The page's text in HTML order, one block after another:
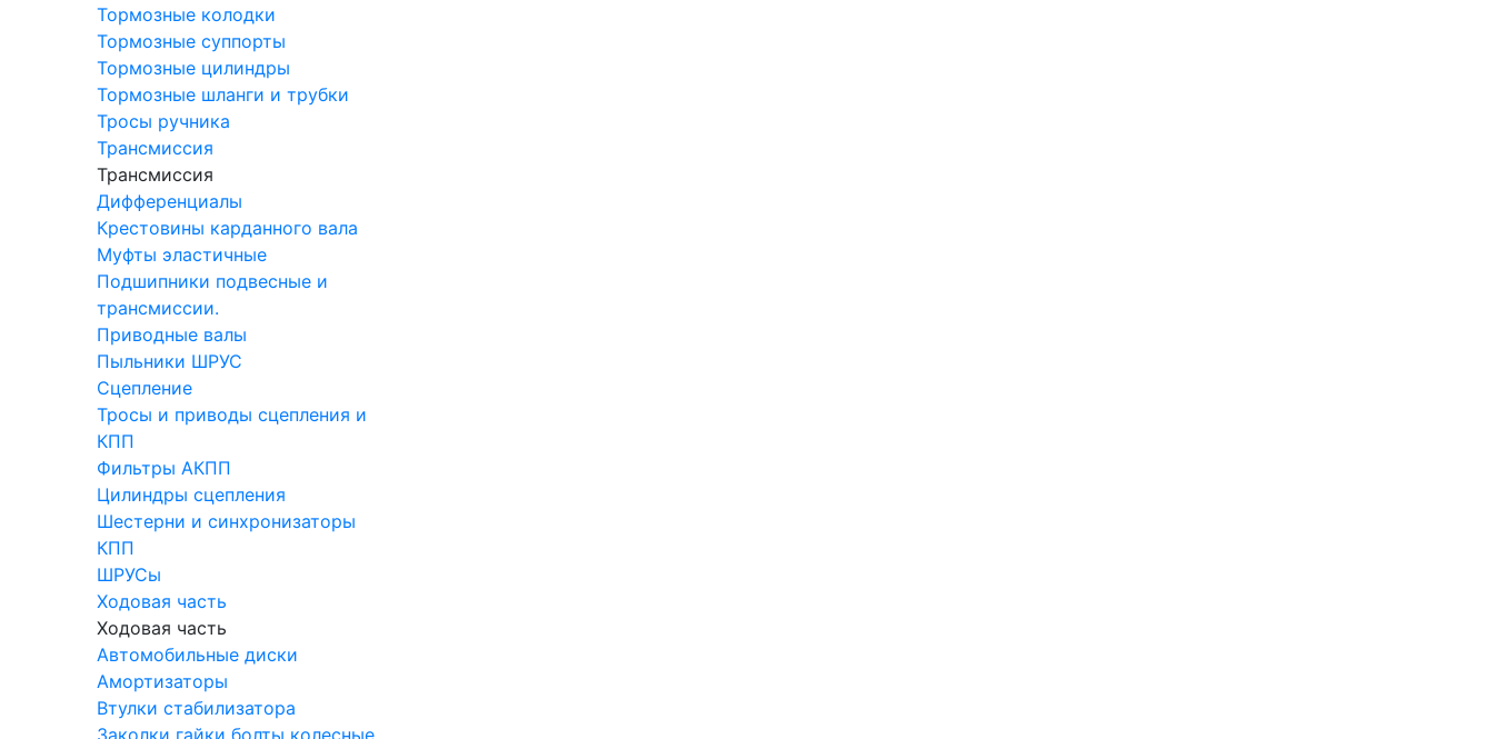
Тормозные колодки
Тормозные суппорты
Тормозные цилиндры
Тормозные шланги и трубки
Тросы ручника
Трансмиссия
Трансмиссия
Дифференциалы
Крестовины карданного вала
Муфты эластичные
Подшипники подвесные и
трансмиссии.
Приводные валы
Пыльники ШРУС
Сцепление
Тросы и приводы сцепления и
КПП
Фильтры АКПП
Цилиндры сцепления
Шестерни и синхронизаторы
КПП
ШРУСы
Ходовая часть
Ходовая часть
Автомобильные диски
Амортизаторы
Втулки стабилизатора
Заколки гайки болты колесные